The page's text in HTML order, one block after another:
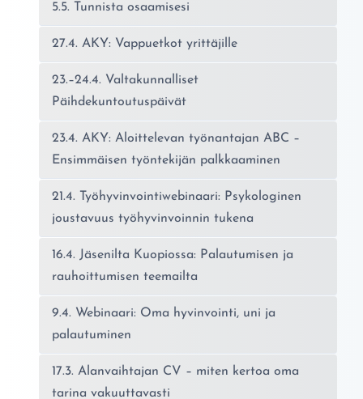
5.5. Tunnista osaamisesi
27.4. AKY: Vappuetkot yrittäjille
23.–24.4. Valtakunnalliset
Päihdekuntoutuspäivät
23.4. AKY: Aloittelevan työnantajan ABC –
Ensimmäisen työntekijän palkkaaminen
21.4. Työhyvinvointiwebinaari: Psykologinen
joustavuus työhyvinvoinnin tukena
16.4. Jäsenilta Kuopiossa: Palautumisen ja
rauhoittumisen teemailta
9.4. Webinaari: Oma hyvinvointi, uni ja
palautuminen
17.3. Alanvaihtajan CV – miten kertoa oma
tarina vakuuttavasti